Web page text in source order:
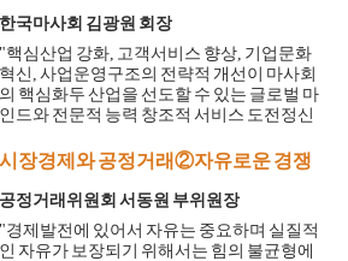
한국마사회 김광원 회장
"핵심산업 강화, 고객서비스 향상, 기업문화
혁신, 사업운영구조의 전략적 개선이 마사회
의 핵심화두 산업을 선도할 수 있는 글로벌 마
인드와 전문적 능력 창조적 서비스 도전정신
회장 "
시장경제와 공정거래②자유로운 경쟁
을 위한 공정위의 노력
공정거래위원회 서동원 부위원장
"경제발전에 있어서 자유는 중요하며 실질적
인 자유가 보장되기 위해서는 힘의 불균형에